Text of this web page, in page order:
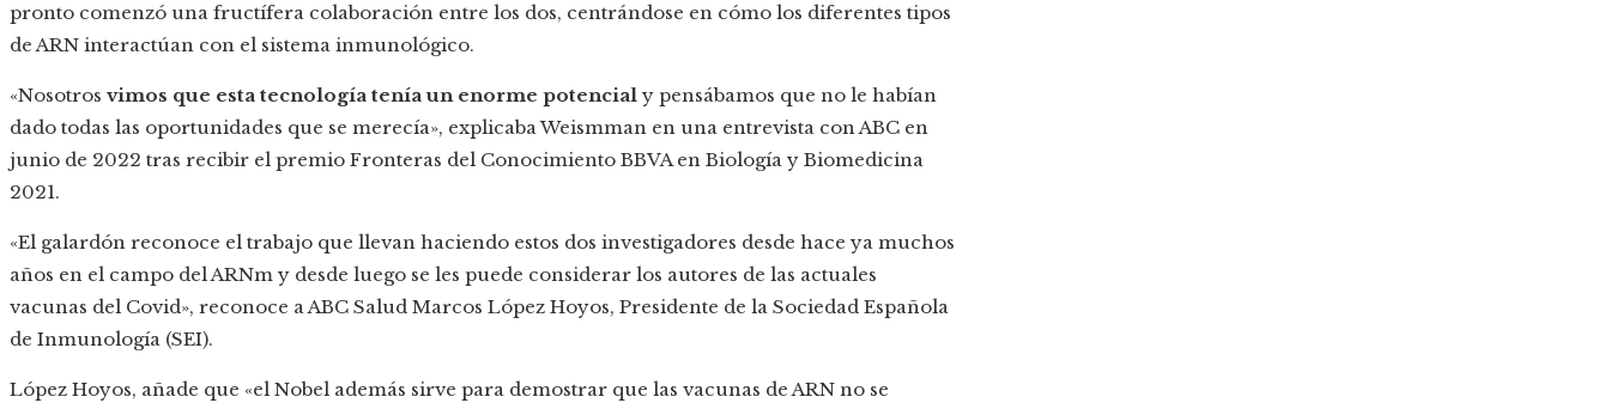
pronto comenzó una fructífera colaboración entre los dos, centrándose en cómo los diferentes tipos
de ARN interactúan con el sistema inmunológico.
«Nosotros vimos que esta tecnología tenía un enorme potencial y pensábamos que no le habían
dado todas las oportunidades que se merecía», explicaba Weismman en una entrevista con ABC en
junio de 2022 tras recibir el premio Fronteras del Conocimiento BBVA en Biología y Biomedicina
2021.
«El galardón reconoce el trabajo que llevan haciendo estos dos investigadores desde hace ya muchos
años en el campo del ARNm y desde luego se les puede considerar los autores de las actuales
vacunas del Covid», reconoce a ABC Salud Marcos López Hoyos, Presidente de la Sociedad Española
de Inmunología (SEI).
López Hoyos, añade que «el Nobel además sirve para demostrar que las vacunas de ARN no se